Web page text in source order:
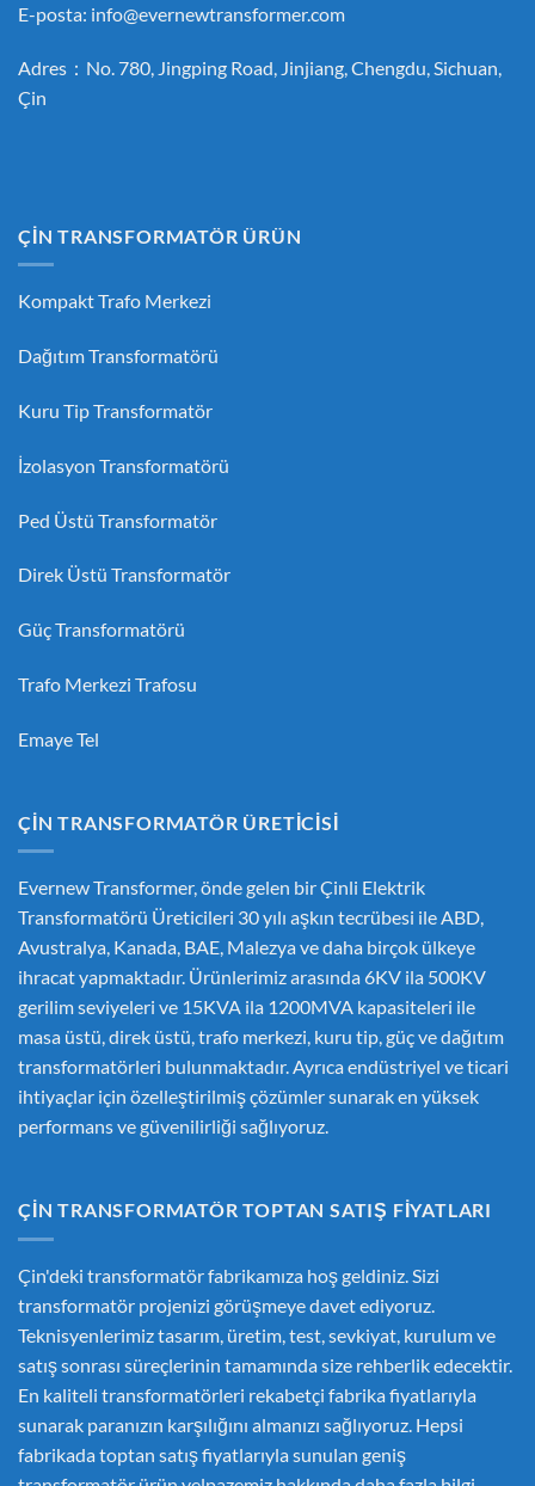
E-posta: info@evernewtransformer.com
Adres：No. 780, Jingping Road, Jinjiang, Chengdu, Sichuan,
Çin
ÇİN TRANSFORMATÖR ÜRÜN
Kompakt Trafo Merkezi
Dağıtım Transformatörü
Kuru Tip Transformatör
İzolasyon Transformatörü
Ped Üstü Transformatör
Direk Üstü Transformatör
Güç Transformatörü
Trafo Merkezi Trafosu
Emaye Tel
ÇIN TRANSFORMATÖR ÜRETICISI
Evernew Transformer, önde gelen birÇinli Elektrik
Transformatörü Üreticileri 30 yılı aşkın tecrübesi ile ABD,
Avustralya, Kanada, BAE, Malezya ve daha birçok ülkeye
ihracat yapmaktadır. Ürünlerimiz arasında 6KV ila 500KV
gerilim seviyeleri ve 15KVA ila 1200MVA kapasiteleri ile
masa üstü, direk üstü, trafo merkezi, kuru tip, güç ve dağıtım
transformatörleri bulunmaktadır. Ayrıca endüstriyel ve ticari
ihtiyaçlar için özelleştirilmiş çözümler sunarak en yüksek
performans ve güvenilirliği sağlıyoruz.
ÇIN TRANSFORMATÖR TOPTAN SATIŞ FIYATLARI
Çin'deki transformatör fabrikamıza hoş geldiniz. Sizi
transformatör projenizi görüşmeye davet ediyoruz.
Teknisyenlerimiz tasarım, üretim, test, sevkiyat, kurulum ve
satış sonrası süreçlerinin tamamında size rehberlik edecektir.
En kaliteli transformatörleri rekabetçi fabrika fiyatlarıyla
sunarak paranızın karşılığını almanızı sağlıyoruz. Hepsi
fabrikada toptan satış fiyatlarıyla sunulan geniş